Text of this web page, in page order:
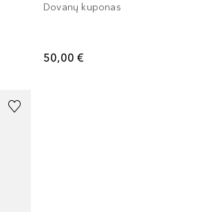
Dovanų kuponas
50,00 €